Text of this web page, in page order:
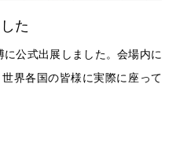
た
公式出展しました。会場内に
界各国の皆様に実際に座って